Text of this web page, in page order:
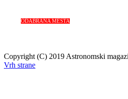
ODABRANA MESTA
Copyright (C) 2019 Astronomski
Vrh strane